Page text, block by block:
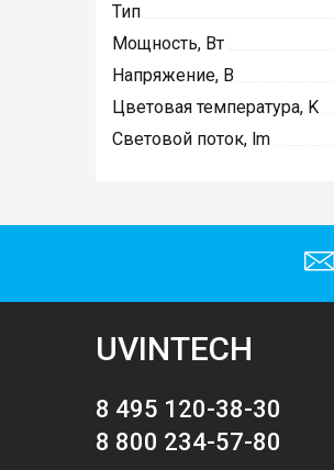
Тип
Мощность, Вт
Напряжение, В
Цветовая температура, K
Световой поток, lm
UVINTECH
8 495 120-38-30
8 800 234-57-80